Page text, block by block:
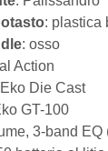
: plastica
: osso
Action
Die Cast
GT-100
3-band